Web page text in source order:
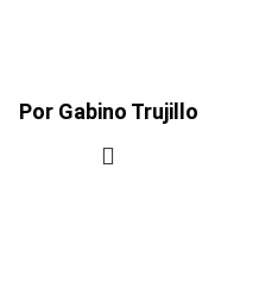
Por Gabino Trujillo